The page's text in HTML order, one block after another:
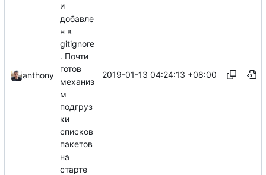
anthony
и
добавле
н в
gitignore
. Почти
готов
механиз
м
подгруз
ки
списков
пакетов
на
старте
2019-01-13 04:24:13 +08:00